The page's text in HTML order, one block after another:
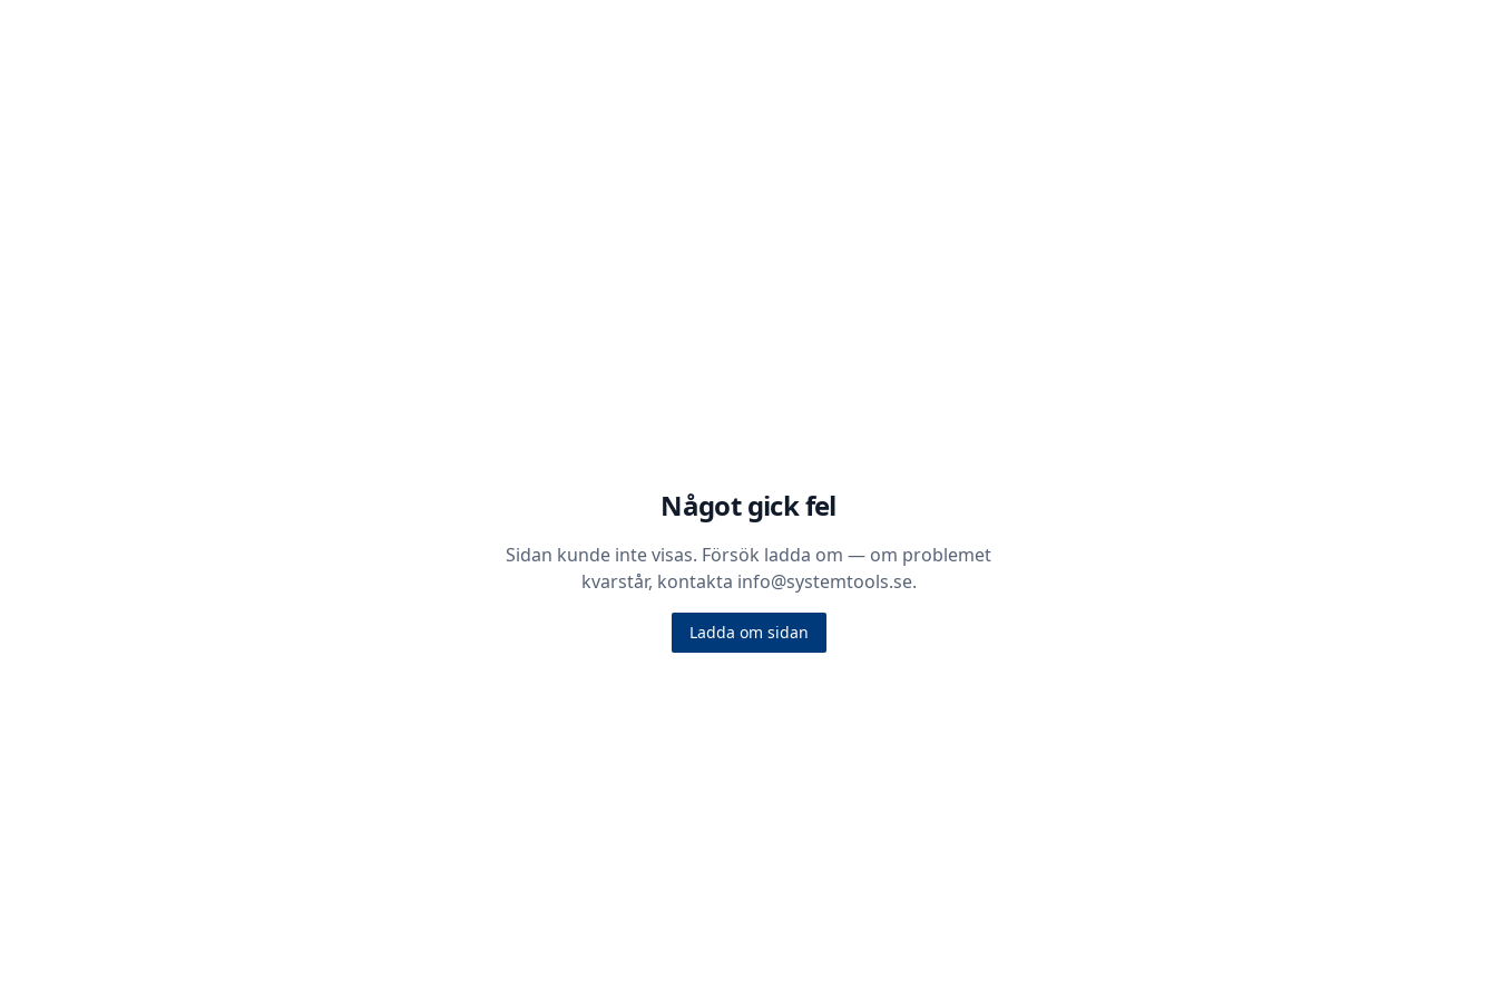
Något gick fel
Sidan kunde inte visas. Försök ladda om — om problemet
kvarstår, kontakta info@systemtools.se.
Ladda om sidan